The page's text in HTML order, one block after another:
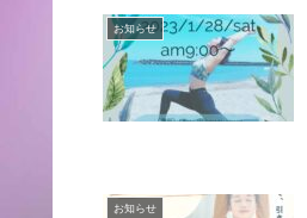
お知らせ
お知らせ